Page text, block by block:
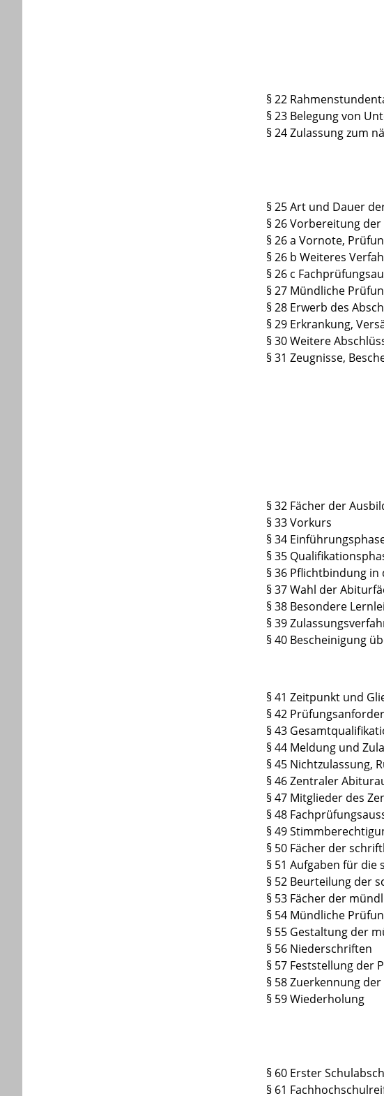
§ 22
§ 23 Belegung von
§ 24 Zulassung zum
§ 25 Art und Dauer
§ 26 Vorbereitung
§ 26 a Vornote,
§ 26 b Weiteres
§ 26 c
§ 27 Mündliche
§ 28 Erwerb des
§ 29 Erkrankung,
§ 30 Weitere
§ 31 Zeugnisse,
§ 32 Fächer der
§ 33 Vorkurs
§ 34
§ 35
§ 36 Pflichtbindung
§ 37 Wahl der
§ 38 Besondere
§ 39
§ 40 Bescheinigung
§ 41 Zeitpunkt und
§ 42
§ 43
§ 44 Meldung und
§ 45 Nichtzulassung,
§ 46 Zentraler
§ 47 Mitglieder des
§ 48
§ 49
§ 50 Fächer der
§ 51 Aufgaben für
§ 52 Beurteilung der
§ 53 Fächer der
§ 54 Mündliche
§ 55 Gestaltung der
§ 56 Niederschriften
§ 57 Feststellung der
§ 58 Zuerkennung
§ 59 Wiederholung
§ 60 Erster
§ 61